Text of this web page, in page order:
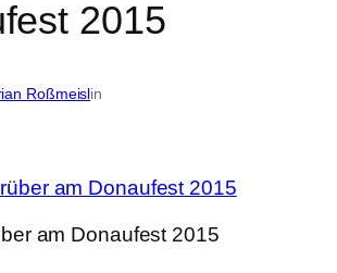
2015
Roßmeislin
am Donaufest 2015